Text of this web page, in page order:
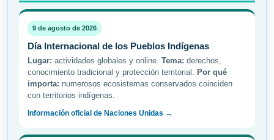
9 de agosto de 2026
Día Internacional de los Pueblos Indígenas
Lugar: actividades globales y online. Tema: derechos,
conocimiento tradicional y protección territorial. Por qué
importa: numerosos ecosistemas conservados coinciden
con territorios indígenas.
Información oficial de Naciones Unidas →